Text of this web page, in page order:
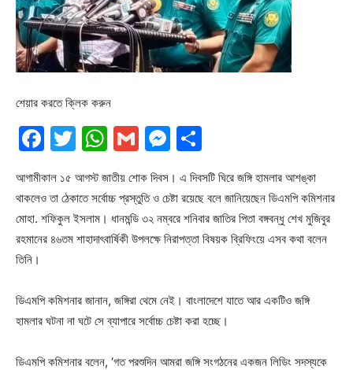
শেয়ার করতে ক্লিক করুন
Facebook
Twitter
WhatsApp
GmailMessenger
আগামীকাল ১৫ আগস্ট জাতীয় শোক দিবস। এ দিবসটি ঘিরে জঙ্গি হামলার আশঙ্কা
থাকলেও তা ঠেকাতে সর্বোচ্চ প্রস্তুতি ও চেষ্টা রয়েছে বলে জানিয়েছেন ডিএমপি কমিশনার
মোহা. শফিকুল ইসলাম। ধানমন্ডি ৩২ নম্বরে শনিবার জাতির পিতা বঙ্গবন্ধু শেখ মুজিবুর
রহমানের ৪৬তম শাহাদাৎবার্ষিকী উপলক্ষে নিরাপত্তা বিষয়ক ব্রিফিংয়ে এসব কথা বলেন
তিনি।
ডিএমপি কমিশনার জানান, জঙ্গিরা থেমে নেই। বাংলাদেশে যাতে আর একটিও জঙ্গি
হামলার ঘটনা না ঘটে সে ব্যাপারে সর্বোচ্চ চেষ্টা করা হচ্ছে।
ডিএমপি কমিশনার বলেন, ‘গত পরশুদিন আমরা জঙ্গি সংগঠনের একজন লিডিং সদস্যকে